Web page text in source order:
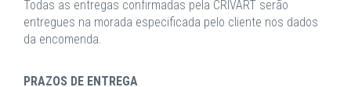
Todas as entregas confirmadas pela CRIVART serão
entregues na morada especificada pelo cliente nos dados
da encomenda.
PRAZOS DE ENTREGA